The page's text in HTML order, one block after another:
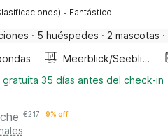
· Fantástico
· 5 huéspedes · 2 mascotas ·
Meerblick/Seeblick
gratuita 35 días antes del check-in
€217 9% off